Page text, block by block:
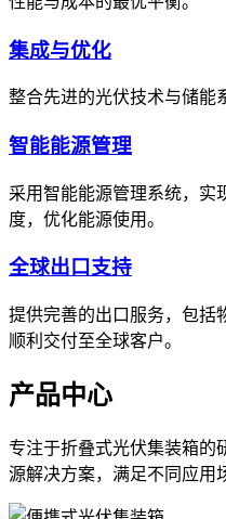
集成与优化
整合先进的光伏技术与储能
智能能源管理
采用智能能源管理系统，实
度，优化能源使用。
全球出口支持
提供完善的出口服务，包括
顺利交付至全球客户。
产品中心
专注于折叠式光伏集装箱的
源解决方案，满足不同应用